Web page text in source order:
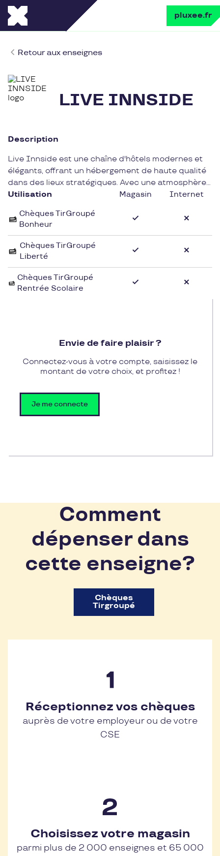
pluxee.fr
Retour aux enseignes
LIVE INNSIDE
Description
Live Innside est une chaîne d'hôtels modernes et
élégants, offrant un hébergement de haute qualité
dans des lieux stratégiques. Avec une atmosphère
chic et contemporaine, Live Innside propose des
personnalisés pour un séjour agréable et relaxant.
Les voyageurs apprécient l'ambiance sophistiquée
et le design raffiné des chambres.
Pour profiter de l'expérience unique offerte par Live
Innside, les utilisateurs de chèques cadeaux
Pluxee Cadeaux peuvent réserver leur séjour dans
luxueux. Offrir un séjour chez Live Innside à l'aide
des chèques cadeaux Pluxee Cadeaux permet de
vivre une expérience inoubliable dans un
Utilisation Magasin Internet
Chèques TirGroupé
Bonheur
Chèques TirGroupé
Liberté
Chèques TirGroupé
Rentrée Scolaire
Envie de faire plaisir ?
Connectez-vous à votre compte, saisissez le
montant de votre choix, et profitez !
Je me connecte
Comment
dépenser dans
cette enseigne?
Chèques
Tirgroupé
Réceptionnez vos chèques
auprès de votre employeur ou de votre
CSE
Choisissez votre magasin
parmi plus de 2 000 enseignes et 65 000